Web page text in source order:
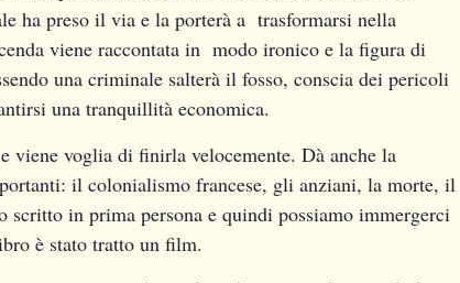
ha preso il via e la porterà a trasformarsi nella
viene raccontata in modo ironico e la figura di
una criminale salterà il fosso, conscia dei pericoli
una tranquillità economica.
viene voglia di finirla velocemente. Dà anche la
il colonialismo francese, gli anziani, la morte, il
in prima persona e quindi possiamo immergerci
è stato tratto un film.